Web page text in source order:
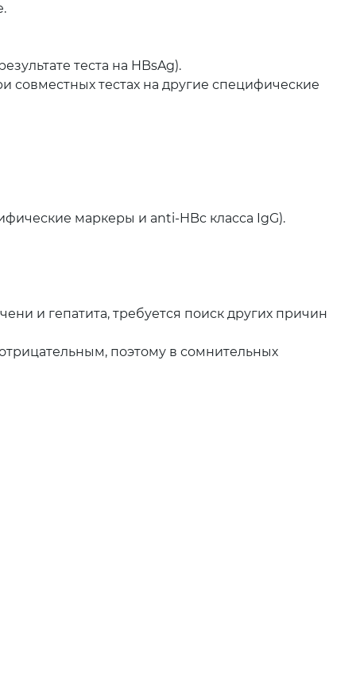
теста на HBsAg).
тестах на другие специфические
маркеры и anti-HBc класса IgG).
и гепатита, требуется поиск других причин
поэтому в сомнительных